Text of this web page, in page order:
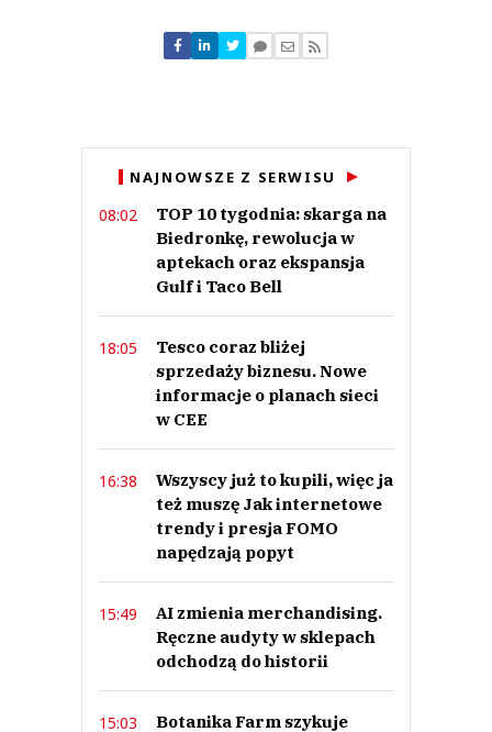
Nie znaleziono komentarzy
Zostaw swoje komentarze
NAJNOWSZE Z SERWISU
08:02
TOP 10 tygodnia: skarga na
Biedronkę, rewolucja w
aptekach oraz ekspansja
Gulf i Taco Bell
18:05
Tesco coraz bliżej
sprzedaży biznesu. Nowe
informacje o planach sieci
w CEE
16:38
Wszyscy już to kupili, więc ja
też muszę Jak internetowe
trendy i presja FOMO
napędzają popyt
15:49
AI zmienia merchandising.
Ręczne audyty w sklepach
odchodzą do historii
15:03 Botanika Farm szykuje